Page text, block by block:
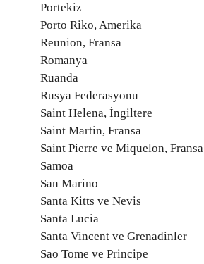
Portekiz
Porto Riko, Amerika
Reunion, Fransa
Romanya
Ruanda
Rusya Federasyonu
Saint Helena, İngiltere
Saint Martin, Fransa
Saint Pierre ve Miquelon, Fransa
Samoa
San Marino
Santa Kitts ve Nevis
Santa Lucia
Santa Vincent ve Grenadinler
Sao Tome ve Principe